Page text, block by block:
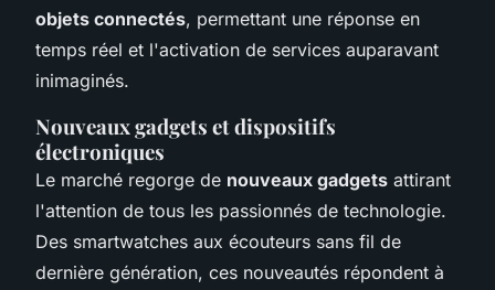
objets connectés, permettant une réponse en
temps réel et l'activation de services auparavant
inimaginés.
Nouveaux gadgets et dispositifs
électroniques
Le marché regorge de nouveaux gadgets attirant
l'attention de tous les passionnés de technologie.
Des smartwatches aux écouteurs sans fil de
dernière génération, ces nouveautés répondent à